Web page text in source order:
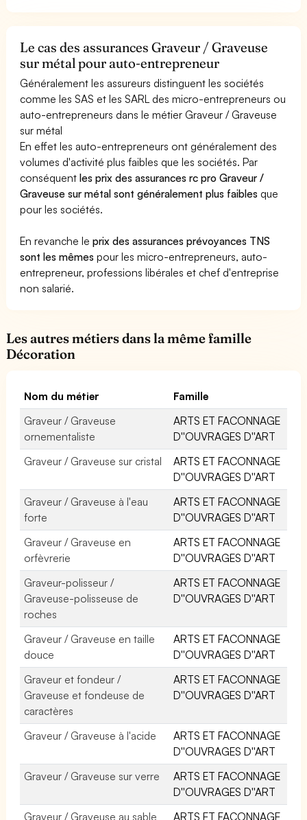
Le cas des assurances Graveur / Graveuse
sur métal pour auto-entrepreneur
Généralement les assureurs distinguent les sociétés
comme les SAS et les SARL des micro-entrepreneurs ou
auto-entrepreneurs dans le métier Graveur / Graveuse
sur métal
En effet les auto-entrepreneurs ont généralement des
volumes d'activité plus faibles que les sociétés. Par
conséquentles prix des assurances rc pro Graveur /
Graveuse sur métal sont généralement plus faibles que
pour les sociétés.
En revanche leprix des assurances prévoyances TNS
sont les mêmes pour les micro-entrepreneurs, auto-
entrepreneur, professions libérales et chef d'entreprise
non salarié.
Les autres métiers dans la même famille
Décoration
Nom du métier
Famille
Graveur / Graveuse
ornementaliste
ARTS ET FACONNAGE
D''OUVRAGES D''ART
Graveur / Graveuse sur cristal
ARTS ET FACONNAGE
D''OUVRAGES D''ART
Graveur / Graveuse à l'eau
forte
ARTS ET FACONNAGE
D''OUVRAGES D''ART
Graveur / Graveuse en
orfèvrerie
ARTS ET FACONNAGE
D''OUVRAGES D''ART
Graveur-polisseur /
Graveuse-polisseuse de
roches
ARTS ET FACONNAGE
D''OUVRAGES D''ART
Graveur / Graveuse en taille
douce
ARTS ET FACONNAGE
D''OUVRAGES D''ART
Graveur et fondeur /
Graveuse et fondeuse de
caractères
ARTS ET FACONNAGE
D''OUVRAGES D''ART
Graveur / Graveuse à l'acide
ARTS ET FACONNAGE
D''OUVRAGES D''ART
Graveur / Graveuse sur verre
ARTS ET FACONNAGE
D''OUVRAGES D''ART
Graveur / Graveuse au sable
ARTS ET FACONNAGE